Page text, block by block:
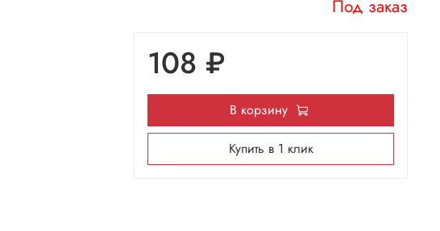
Под заказ
108 ₽
В корзину
Купить в 1 клик